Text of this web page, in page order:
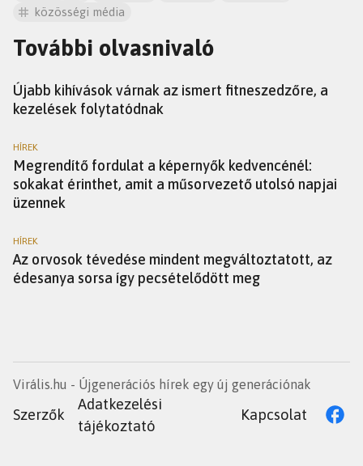
közösségi média
További olvasnivaló
Újabb kihívások várnak az ismert fitneszedzőre, a
kezelések folytatódnak
HÍREK
Megrendítő fordulat a képernyők kedvencénél:
sokakat érinthet, amit a műsorvezető utolsó napjai
üzennek
HÍREK
Az orvosok tévedése mindent megváltoztatott, az
édesanya sorsa így pecsételődött meg
Virális.hu - Újgenerációs hírek egy új generációnak
Szerzők
Adatkezelési
tájékoztató
Kapcsolat